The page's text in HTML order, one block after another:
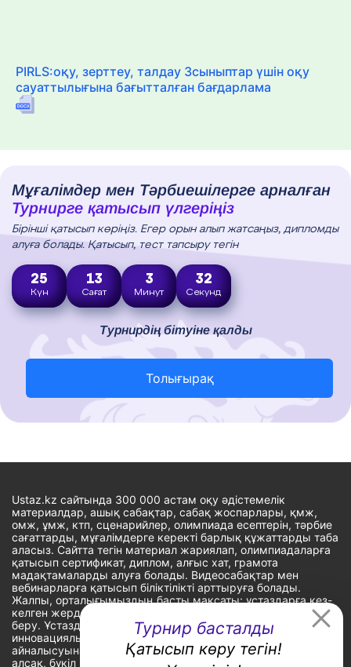
Турнир басталды
Қатысып көру тегін!
PIRLS:оқу, зерттеу, талдау 3сыныптар үшін оқу
сауаттылығына бағытталған бағдарлама
Мұғалімдер мен Тәрбиешілерге арналған
Турнирге қатысып үлгеріңіз
Бірінші қатысып көріңіз. Егер орын алып жатсаңыз, дипломды
алуға болады. Қатысып, тест тапсыру тегін
25
Күн
13
Сағат
3
Минут
31
Секунд
Турнирдің бітуіне қалды
Толығырақ
Ustaz.kz сайтында 300 000 астам оқу әдістемелік
материалдар, ашық сабақтар, сабақ жоспарлары, қмж,
омж, ұмж, ктп, сценарийлер, олимпиада есептерін, тәрбие
сағаттарды, мұғалімдерге керекті барлық құжаттарды таба
аласыз. Сайтта тегін материал жариялап, олимпиадаларға
қатысып сертификат, диплом, алғыс хат, грамота
мадақтамаларды алуға болады. Видеосабақтар мен
вебинарларға қатысып біліктілікті арттыруға болады.
Жалпы, орталығымыздың басты мақсаты: ұстаздарға кез-
келген жерде, кез-келген уақытта білім алуына мүмкіндік
беру. Ұстаздардың барлық өзекті мәселелеріне
инновациялық шешім тауып, шығармашылық жұмыспен
айналысуына уақыт сыйлау. «Ұстаздарға сапалы білім бере
алсақ, бүкіл Қазақ еліне білім бере аламыз» - деген